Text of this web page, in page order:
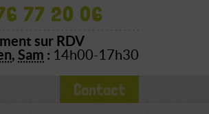
77 20 06
sur RDV
, Sam : 14h00-17h30
Contact